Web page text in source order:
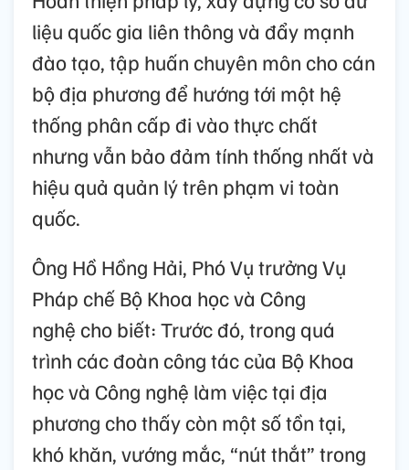
liệu quốc gia liên thông và đẩy mạnh
đào tạo, tập huấn chuyên môn cho cán
bộ địa phương để hướng tới một hệ
thống phân cấp đi vào thực chất
nhưng vẫn bảo đảm tính thống nhất và
hiệu quả quản lý trên phạm vi toàn
quốc.
Ông Hồ Hồng Hải, Phó Vụ trưởng Vụ
Pháp chế Bộ Khoa học và Công
nghệ cho biết: Trước đó, trong quá
trình các đoàn công tác của Bộ Khoa
học và Công nghệ làm việc tại địa
phương cho thấy còn một số tồn tại,
khó khăn, vướng mắc, “nút thắt” trong